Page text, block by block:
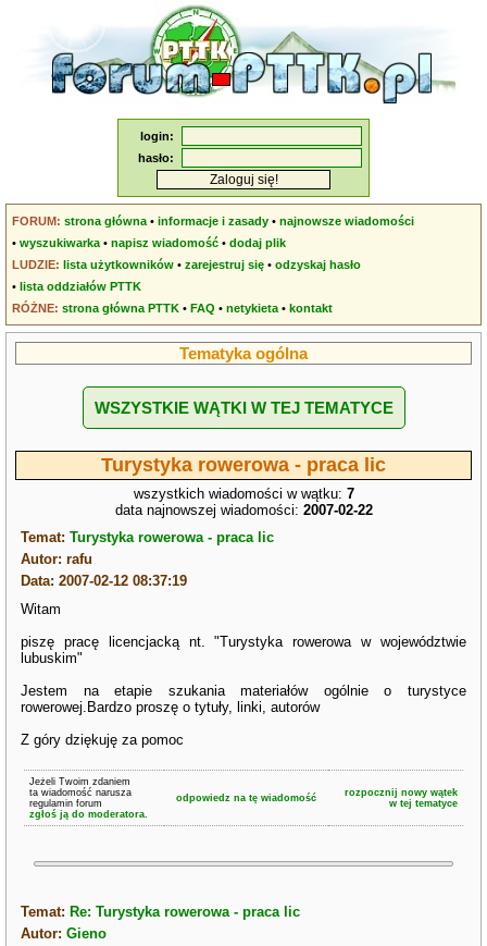
login:
hasło:
FORUM: strona główna •informacje i zasady •najnowsze wiadomości
•wyszukiwarka •napisz wiadomość •dodaj plik
LUDZIE: lista użytkowników •zarejestruj się •odzyskaj hasło
•lista oddziałów PTTK
RÓŻNE: strona główna PTTK •FAQ •netykieta •kontakt
Tematyka ogólna
WSZYSTKIE WĄTKI W TEJ TEMATYCE
Turystyka rowerowa - praca lic
wszystkich wiadomości w wątku: 7
data najnowszej wiadomości: 2007-02-22
Temat:Turystyka rowerowa - praca lic
Autor: rafu
Data: 2007-02-12 08:37:19
Witam
piszę pracę licencjacką nt. "Turystyka rowerowa w województwie
lubuskim"
Jestem na etapie szukania materiałów ogólnie o turystyce
rowerowej.Bardzo proszę o tytuły, linki, autorów
Z góry dziękuję za pomoc
Jeżeli Twoim zdaniem
ta wiadomość narusza
regulamin forum
zgłoś ją do moderatora.
odpowiedz na tę wiadomość
rozpocznij nowy wątek
w tej tematyce
Temat: Re: Turystyka rowerowa - praca lic
Autor:Gieno